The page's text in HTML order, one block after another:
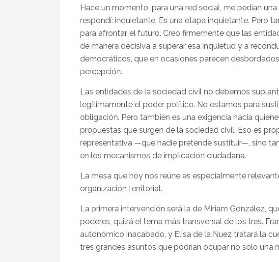
Hace un momento, para una red social, me pedían
respondí: inquietante. Es una etapa inquietante. Pero
para afrontar el futuro. Creo firmemente que las
de manera decisiva a superar esa inquietud y a
democráticos, que en ocasiones parecen
percepción.
Las entidades de la sociedad civil no debemos
legítimamente el poder político. No estamos para
obligación. Pero también es una exigencia hacia
propuestas que surgen de la sociedad civil. Eso es
representativa —que nadie pretende sustituir—, sino
en los mecanismos de implicación ciudadana.
La mesa que hoy nos reúne es especialmente
organización territorial.
La primera intervención será la de Miriam González,
poderes, quizá el tema más transversal de los tres.
autonómico inacabado, y Elisa de la Nuez tratará la
tres grandes asuntos que podrían ocupar no solo una